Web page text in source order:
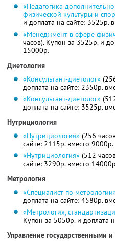
«Педагогика
физической культуры и
и доплата на сайте: 3525р.
«Менеджмент в сфере
часов). Купон за 3525р. и
15000р.
Диетология
«Консультант-диетолог»
доплата на сайте: 2350р.
«Консультант-диетолог»
доплата на сайте: 3525р.
Нутрициология
«Нутрициология» (256
сайте: 2115р. вместо 9000р.
«Нутрициология» (512
сайте: 3290р. вместо
Метрология
«Специалист по
доплата на сайте: 4580р.
«Метрология,
Купон за 5050р. и доплата
Управление государственными